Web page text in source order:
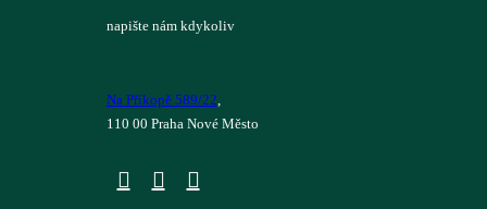
napište nám kdykoliv
Na Příkopě 589/22
110 00 Praha Nové Město